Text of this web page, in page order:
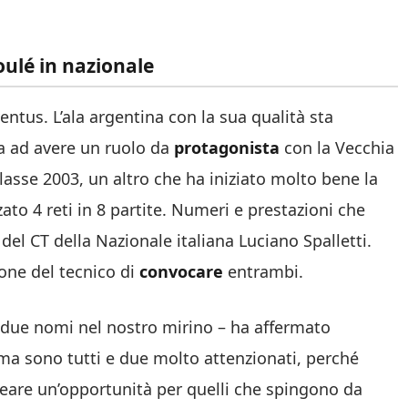
in nazionale
L’ala argentina con la sua qualità sta
ad avere un ruolo da protagonista con la Vecchia
2003, un altro che ha iniziato molto bene la
4 reti in 8 partite. Numeri e prestazioni che
CT della Nazionale italiana Luciano Spalletti.
del tecnico di convocare entrambi.
nomi nel nostro mirino – ha affermato
sono tutti e due molto attenzionati, perché
un’opportunità per quelli che spingono da